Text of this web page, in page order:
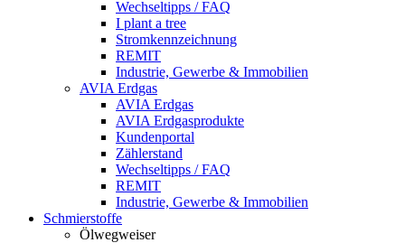
Wechseltipps / FAQ
I plant a tree
Stromkennzeichnung
REMIT
Industrie, Gewerbe & Immobilien
AVIA Erdgas
AVIA Erdgas
AVIA Erdgasprodukte
Kundenportal
Zählerstand
Wechseltipps / FAQ
REMIT
Industrie, Gewerbe & Immobilien
Schmierstoffe
Ölwegweiser